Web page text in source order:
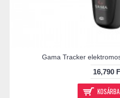
Gama Tracker
16,790